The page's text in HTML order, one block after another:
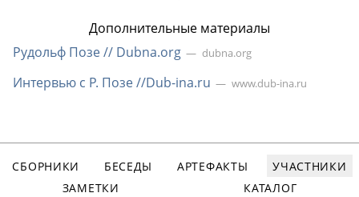
Дополнительные материалы
Рудольф Позе // Dubna.org
dubna.org
Интервью с Р. Позе //Dub-ina.ru www.dub-ina.ru
СБОРНИКИ БЕСЕДЫ АРТЕФАКТЫ
УЧАСТНИКИ
ЗАМЕТКИ
КАТАЛОГ